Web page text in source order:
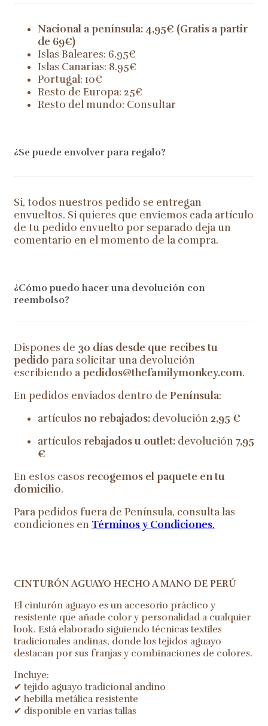
Nacional a península: 4,95€ (Gratis a partir
de 69€)
Islas Baleares: 6.95€
Islas Canarias: 8.95€
Portugal: 10€
Resto de Europa: 25€
Resto del mundo: Consultar
¿Se puede envolver para regalo?
Si, todos nuestros pedido se entregan
envueltos. Si quieres que enviemos cada artículo
de tu pedido envuelto por separado deja un
comentario en el momento de la compra.
¿Cómo puedo hacer una devolución con
reembolso?
Dispones de 30 días desde que recibes tu
pedido para solicitar una devolución
escribiendo apedidos@thefamilymonkey.com.
En pedidos enviados dentro de Península:
artículos no rebajados: devolución 2,95 €
artículos rebajados u outlet: devolución 7,95
€
En estos casos recogemos el paquete en tu
domicilio.
Para pedidos fuera de Península, consulta las
condiciones en Términos y Condiciones.
CINTURÓN AGUAYO HECHO A MANO DE PERÚ
El cinturón aguayo es un accesorio práctico y
resistente que añade color y personalidad a cualquier
look. Está elaborado siguiendo técnicas textiles
tradicionales andinas, donde los tejidos aguayo
destacan por sus franjas y combinaciones de colores.
Incluye:
✔ tejido aguayo tradicional andino
✔ hebilla metálica resistente
✔ disponible en varias tallas